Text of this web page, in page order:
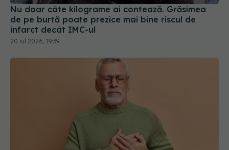
Nu doar câte kilograme ai contează. Grăsimea
de pe burtă poate prezice mai bine riscul de
infarct decât IMC-ul
20 iul 2026, 19:39